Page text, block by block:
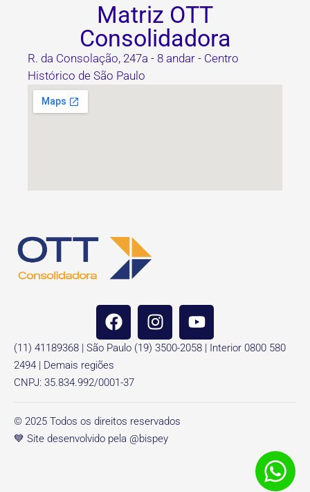
Matriz OTT
Consolidadora
R. da Consolação, 247a - 8 andar - Centro
Histórico de São Paulo
(11) 41189368 | São Paulo (19) 3500-2058 | Interior 0800 580
2494 | Demais regiões
CNPJ: 35.834.992/0001-37
© 2025 Todos os direitos reservados
💙 Site desenvolvido pela @bispey